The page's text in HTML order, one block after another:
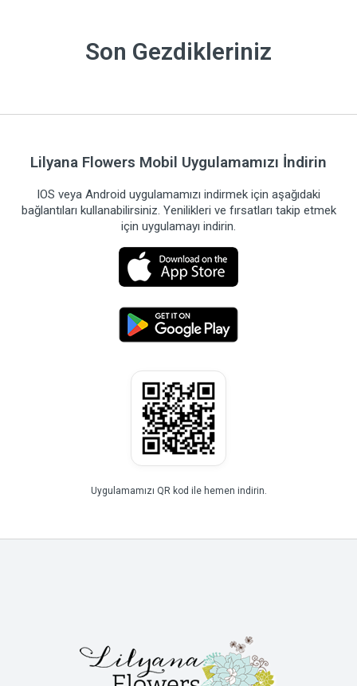
Son Gezdikleriniz
Lilyana Flowers Mobil Uygulamamızı İndirin
IOS veya Android uygulamamızı indirmek için aşağıdaki
bağlantıları kullanabilirsiniz. Yenilikleri ve fırsatları takip etmek
için uygulamayı indirin.
Uygulamamızı QR kod ile hemen indirin.